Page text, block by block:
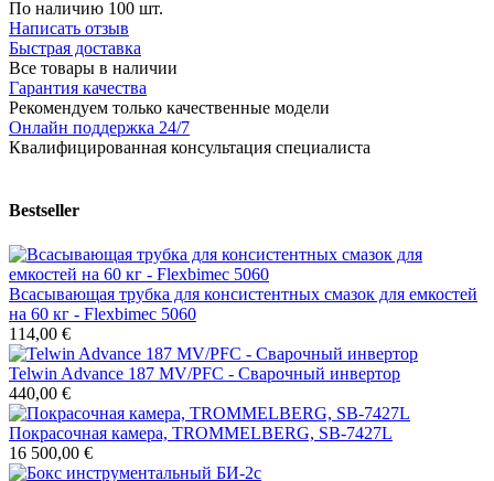
По наличию 100 шт.
Написать отзыв
Быстрая доставка
Все товары в наличии
Гарантия качества
Рекомендуем только качественные модели
Онлайн поддержка 24/7
Квалифицированная консультация специалиста
Bestseller
Всасывающая трубка для консистентных смазок для емкостей
на 60 кг - Flexbimec 5060
114,00 €
Telwin Advance 187 MV/PFC - Сварочный инвертор
440,00 €
Покрасочная камера, TROMMELBERG, SB-7427L
16 500,00 €